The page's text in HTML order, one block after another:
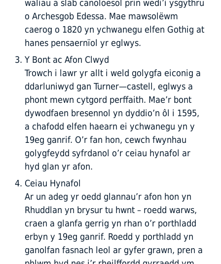
waliau a slab canoloesol prin wedi’i ysgythru
o Archesgob Edessa. Mae mawsolëwm
caerog o 1820 yn ychwanegu elfen Gothig at
hanes pensaernïol yr eglwys.
Y Bont ac Afon Clwyd
Trowch i lawr yr allt i weld golygfa eiconig a
ddarluniwyd gan Turner—castell, eglwys a
phont mewn cytgord perffaith. Mae’r bont
dywodfaen bresennol yn dyddio’n ôl i 1595,
a chafodd elfen haearn ei ychwanegu yn y
19eg ganrif. O’r fan hon, cewch fwynhau
golygfeydd syfrdanol o’r ceiau hynafol ar
hyd glan yr afon.
Ceiau Hynafol
Ar un adeg yr oedd glannau’r afon hon yn
Rhuddlan yn brysur tu hwnt – roedd warws,
craen a glanfa gerrig yn rhan o’r porthladd
erbyn y 19eg ganrif. Roedd y porthladd yn
ganolfan fasnach leol ar gyfer grawn, pren a